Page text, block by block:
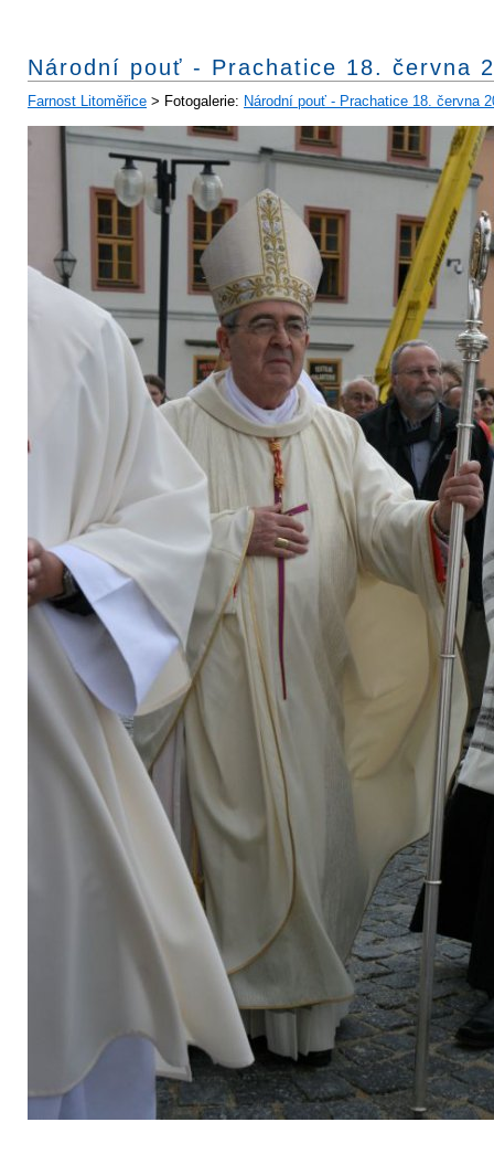
Národní pouť - Prachatice 18. června
Farnost Litoměřice > Fotogalerie: Národní pouť - Prachatice 18. června